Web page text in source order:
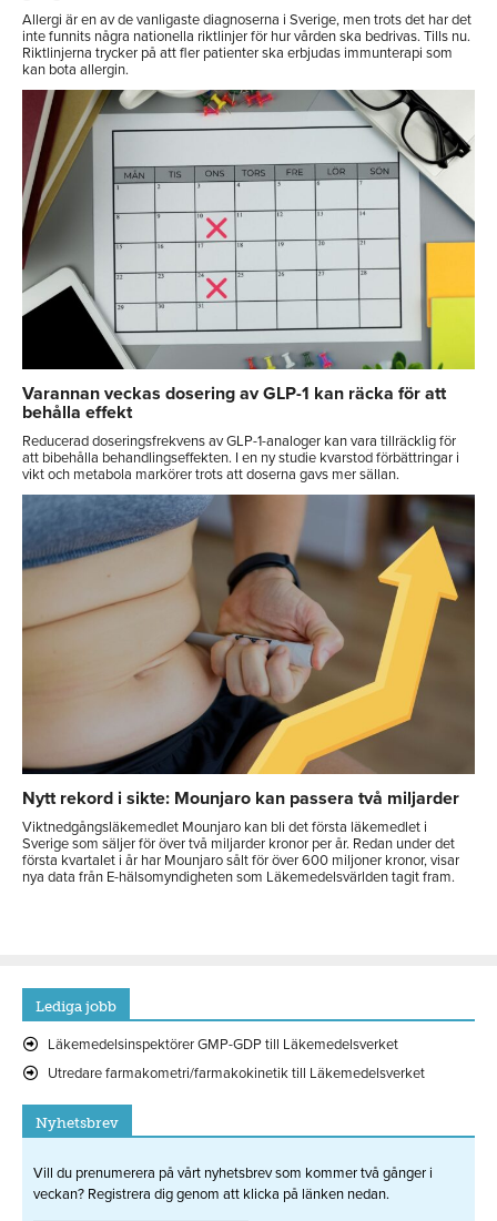
Allergi är en av de vanligaste diagnoserna i Sverige, men trots det har det
inte funnits några nationella riktlinjer för hur vården ska bedrivas. Tills nu.
Riktlinjerna trycker på att fler patienter ska erbjudas immunterapi som
kan bota allergin.
Varannan veckas dosering av GLP-1 kan räcka för att
behålla effekt
Reducerad doseringsfrekvens av GLP-1-analoger kan vara tillräcklig för
att bibehålla behandlingseffekten. I en ny studie kvarstod förbättringar i
vikt och metabola markörer trots att doserna gavs mer sällan.
Nytt rekord i sikte: Mounjaro kan passera två miljarder
Viktnedgångsläkemedlet Mounjaro kan bli det första läkemedlet i
Sverige som säljer för över två miljarder kronor per år. Redan under det
första kvartalet i år har Mounjaro sålt för över 600 miljoner kronor, visar
nya data från E-hälsomyndigheten som Läkemedelsvärlden tagit fram.
Lediga jobb
Läkemedelsinspektörer GMP-GDP till Läkemedelsverket
Utredare farmakometri/farmakokinetik till Läkemedelsverket
Nyhetsbrev
Vill du prenumerera på vårt nyhetsbrev som kommer två gånger i
veckan? Registrera dig genom att klicka på länken nedan.